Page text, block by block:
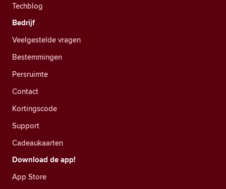
Techblog
Bedrijf
Veelgestelde vragen
Bestemmingen
Persruimte
Contact
Kortingscode
Support
Cadeaukaarten
Download de app!
App Store